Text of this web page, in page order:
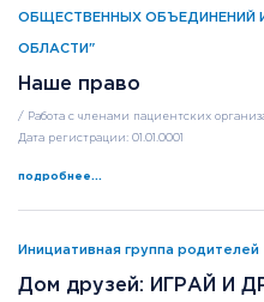
ОБЩЕСТВЕННЫХ ОБЪЕДИНЕНИЙ
ОБЛАСТИ"
Наше право
/ Работа с членами пациентских
Дата регистрации: 01.01.0001
подробнее...
Инициативная группа родителей
Дом друзей: ИГРАЙ И